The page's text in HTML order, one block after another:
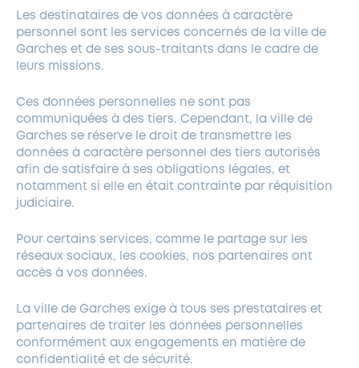
Les destinataires de vos données à caractère
personnel sont les services concernés de la ville de
Garches et de ses sous-traitants dans le cadre de
leurs missions.
Ces données personnelles ne sont pas
communiquées à des tiers. Cependant, la ville de
Garches se réserve le droit de transmettre les
données à caractère personnel des tiers autorisés
afin de satisfaire à ses obligations légales, et
notamment si elle en était contrainte par réquisition
judiciaire.
Pour certains services, comme le partage sur les
réseaux sociaux, les cookies, nos partenaires ont
accès à vos données.
La ville de Garches exige à tous ses prestataires et
partenaires de traiter les données personnelles
conformément aux engagements en matière de
confidentialité et de sécurité.